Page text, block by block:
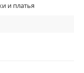
и платья